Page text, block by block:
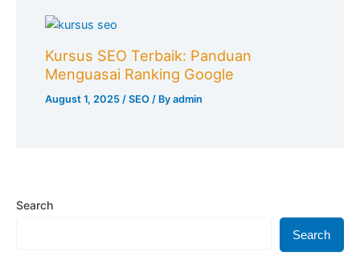
Kursus SEO Terbaik: Panduan
Menguasai Ranking Google
August 1, 2025 /SEO / Byadmin
Search
Search